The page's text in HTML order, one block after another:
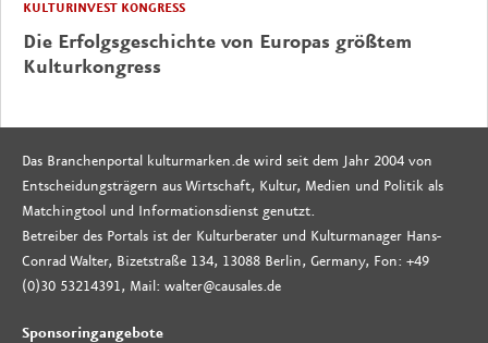
KULTURINVEST KONGRESS
Die Erfolgsgeschichte von Europas größtem
Kulturkongress
Das Branchenportal kulturmarken.de wird seit dem Jahr 2004 von
Entscheidungsträgern aus Wirtschaft, Kultur, Medien und Politik als
Matchingtool und Informationsdienst genutzt.
Betreiber des Portals ist der Kulturberater und Kulturmanager Hans-
Conrad Walter, Bizetstraße 134, 13088 Berlin, Germany, Fon: +49
(0)30 53214391, Mail: walter@causales.de
Sponsoringangebote